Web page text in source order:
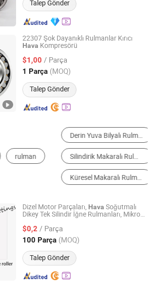
Talep Gönder
22307 Şok Dayanıklı Rulmanlar Kırıcı
Hava Kompresörü
$1,00 / Parça
1 Parça (MOQ)
Talep Gönder
Engineering Co., Ltd.
Fiyat 2025
Oto Rulman
Silindirik Makaralı Rulman Açısal temas bilyalı rulman
Konik Makaralı Rulman
Dizel Motor Parçaları, Hava Soğutmalı
Dikey Tek Silindir İğne Rulmanları, Mikro
$0,2 / Parça
100 Parça (MOQ)
Talep Gönder
Equipment Co., Ltd.
Fiyat 2025